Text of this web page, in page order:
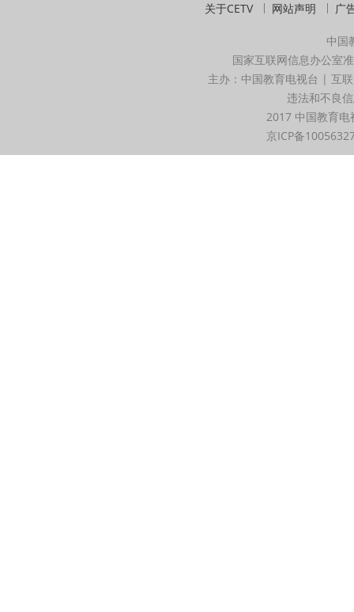
关于CETV 网站声明 广
中国
国家互联网信息办公室
主办：中国教育电视台 | 互
违法和不良
2017 中国教育
京ICP备